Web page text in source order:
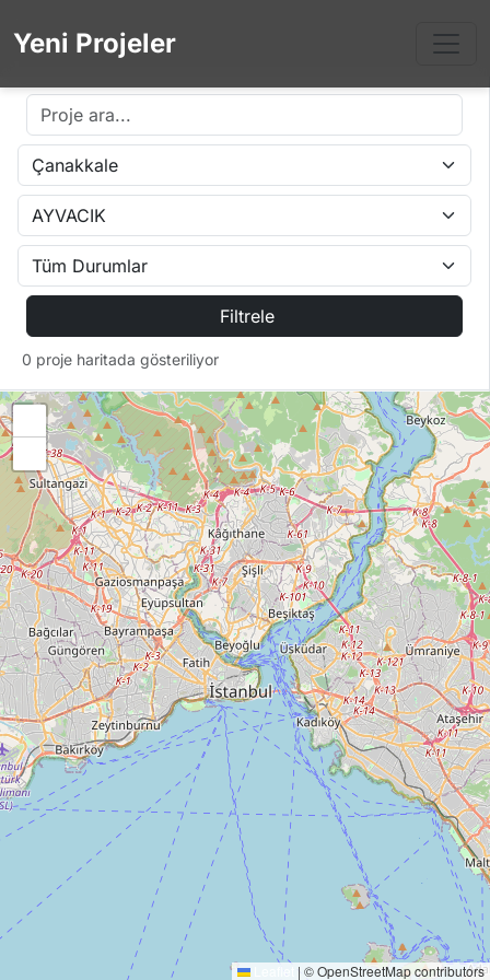
Yeni Projeler
Filtrele
0 proje haritada gösteriliyor
Proje Bulunamadı
Filtrelerinizi değiştirerek tekrar deneyin.
Leaflet | © OpenStreetMap contributors